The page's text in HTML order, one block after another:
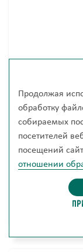
Продолжая
обработку
собираемых
посетителей
посещений
отношении
Раздвижная